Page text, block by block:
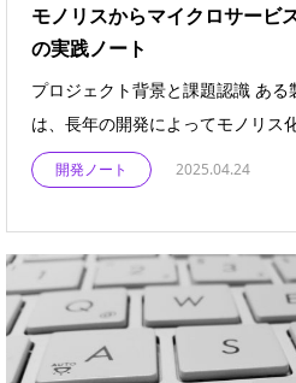
モノリスからマイクロサービ
の実践ノート
プロジェクト背景と課題認識 あ
は、長年の開発によってモノリス
開発ノート 2025.04.24